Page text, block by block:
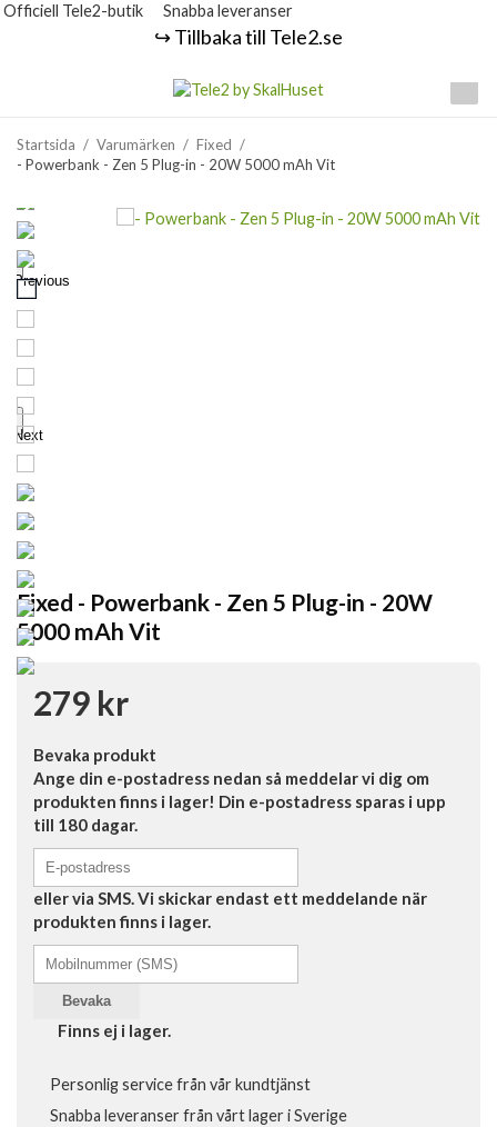
Officiell Tele2-butik Snabba leveranser
↪️ Tillbaka till Tele2.se
Startsida / Varumärken / Fixed /
- Powerbank - Zen 5 Plug-in - 20W 5000 mAh Vit
Previous
Next
Fixed - Powerbank - Zen 5 Plug-in - 20W
5000 mAh Vit
279 kr
Bevaka produkt
Ange din e-postadress nedan så meddelar vi dig om
produkten finns i lager! Din e-postadress sparas i upp
till 180 dagar.
eller via SMS. Vi skickar endast ett meddelande när
produkten finns i lager.
Bevaka
Finns ej i lager.
Personlig service från vår kundtjänst
Snabba leveranser från vårt lager i Sverige